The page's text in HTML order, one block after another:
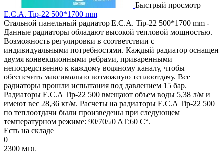
Быстрый просмотр
E.C.A. Tip-22 500*1700 mm
Стальной панельный радиатор E.C.A. Tip-22 500*1700 mm -
Данные радиаторы обладают высокой тепловой мощностью.
Возможность регулировки в соответствии с
индивидуальными потребностями. Каждый радиатор оснащен
двумя конвекционными ребрами, приваренными
непосредственно к каждому водяному каналу, чтобы
обеспечить максимально возможную теплоотдачу. Все
радиаторы прошли испытания под давлением 15 бар.
Радиаторы E.C.A Tip-22 500 вмещают объем воды 5,38 л/м и
имеют вес 28,36 кг/м. Расчеты на радиаторы E.C.A Tip-22 500
по теплоотдачи были произведены при следующем
температурном режиме: 90/70/20 ∆Т:60 C°.
Есть на складе
0
2300 MDL